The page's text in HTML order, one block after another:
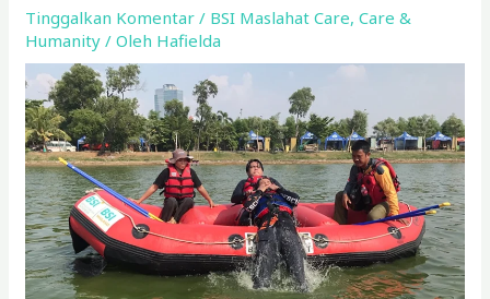
Tinggalkan Komentar / BSI Maslahat Care,Care &
Humanity / Oleh Hafielda